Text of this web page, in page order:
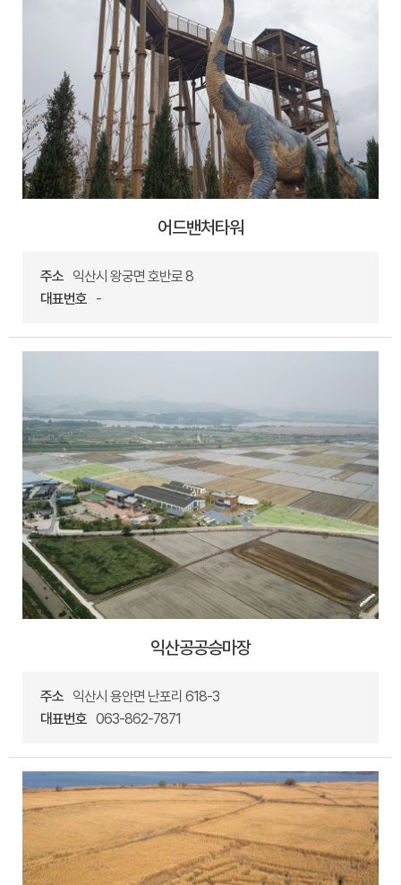
어드밴처타워
주소 익산시 왕궁면 호반로 8
대표번호 -
익산공공승마장
주소 익산시 용안면 난포리 618-3
대표번호 063-862-7871